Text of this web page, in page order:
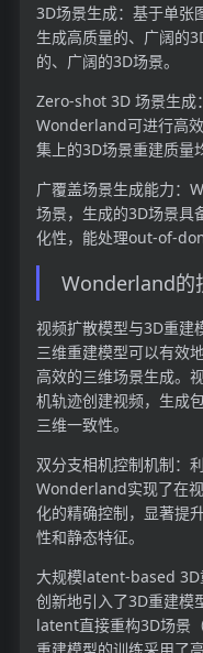
3D场景生成：基于单
生成高质量的、广阔的
的、广阔的3D场景。
Zero-shot 3D 场景生成
Wonderland可进行高
集上的3D场景重建质量
广覆盖场景生成能力：
场景，生成的3D场景具
化性，能处理out-of-
Wonderland的
视频扩散模型与3D重
三维重建模型可以有效
高效的三维场景生成。
机轨迹创建视频，生成
三维一致性。
双分支相机控制机制：
Wonderland实现了在
化的精确控制，显著提
性和静态特征。
大规模latent-based
创新地引入了3D重建模
latent直接重构3D场景